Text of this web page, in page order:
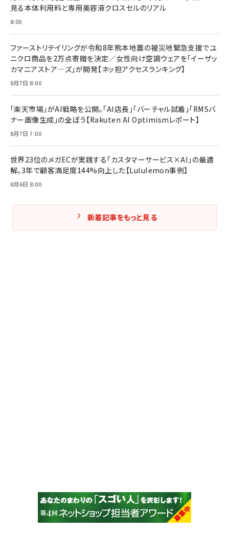
見る本体利用料と専用美容液クロスセルのリアル
8:00
ファーストリテイリングが令和8年熊本地震の被災地緊急支援でユ
ニクロ商品を2万点寄贈を決定／女性向け空調ウェアを「イーザッ
カマニアストア―ズ」が開発【ネッ担アクセスランキング】
8月7日 8:00
「楽天市場」がAI戦略を公開。「AI店長」「バーチャル試着」「RMSバ
ナー画像生成」の全ぼう【Rakuten AI Optimismレポート】
8月7日 7:00
世界23位のメガECが実践する「カスタマーサービス×AI」の最適
解。3年で顧客満足度144%向上した【Lululemon事例】
8月6日 8:00
新着記事をもっと見る